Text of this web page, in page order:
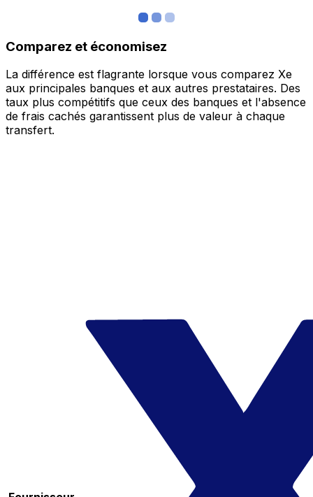
Comparez et économisez
La différence est flagrante lorsque vous comparez Xe
aux principales banques et aux autres prestataires. Des
taux plus compétitifs que ceux des banques et l'absence
de frais cachés garantissent plus de valeur à chaque
transfert.